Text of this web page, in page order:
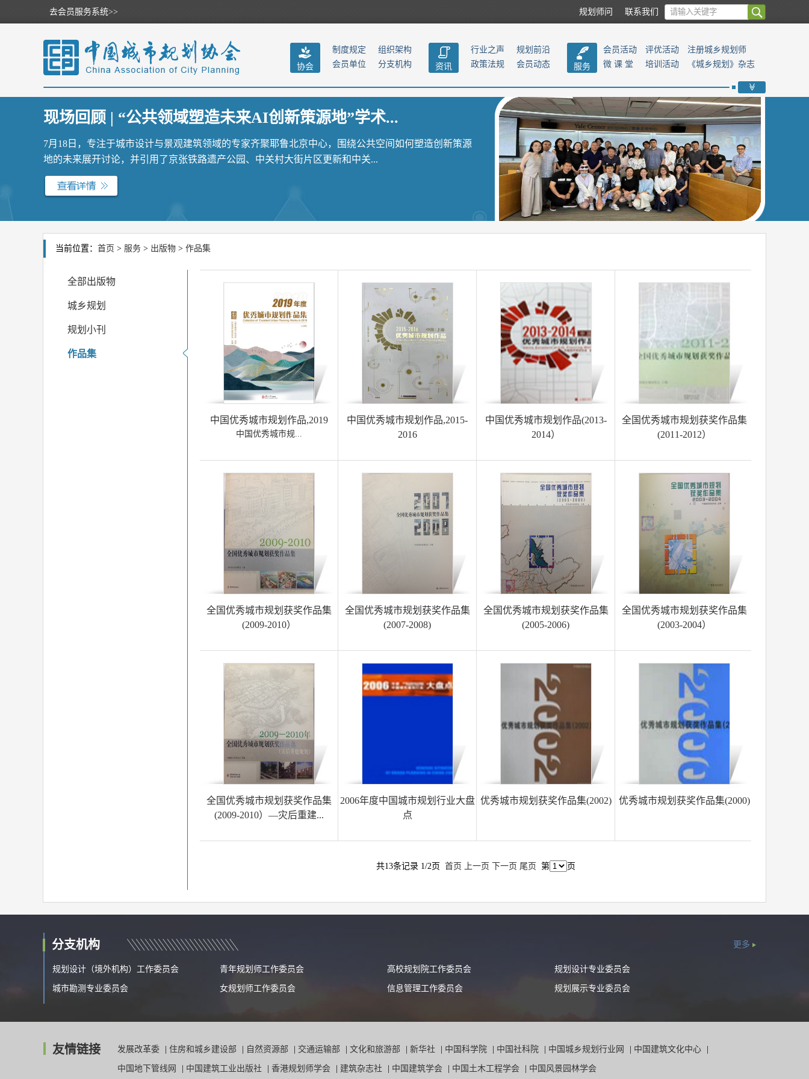
去会员服务系统>> 联系我们
规划师问
协会
制度规定
组织架构
会员单位
分支机构 资讯
行业之声
规划前沿
政策法规
会员动态 服务
会员活动 评优活动
注册城乡规划师
微 课 堂
培训活动 《城乡规划》杂志
>>
现场回顾 | “公共领域塑造未来AI创新策源地”学术...
7月18日，专注于城市设计与景观建筑领域的专家齐聚耶鲁北京中心，围绕公共空间如何塑造创新策源
地的未来展开讨论，并引用了京张铁路遗产公园、中关村大街片区更新和中关...
当前位置： 首页 > 服务 > 出版物 > 作品集
中国优秀城市规划作品,2019
中国优秀城市规...
中国优秀城市规划作品,2015-
2016
中国优秀城市规划作品(2013-
2014）
全国优秀城市规划获奖作品集
(2011-2012）
全国优秀城市规划获奖作品集
(2009-2010）
全国优秀城市规划获奖作品集
(2007-2008)
全国优秀城市规划获奖作品集
(2005-2006)
全国优秀城市规划获奖作品集
(2003-2004）
全国优秀城市规划获奖作品集
(2009-2010）—灾后重建...
2006年度中国城市规划行业大盘
点
优秀城市规划获奖作品集(2002) 优秀城市规划获奖作品集(2000)
共13条记录 1/2页 首页 上一页 下一页 尾页 第 页
全部出版物
城乡规划
规划小刊
作品集
分支机构 更多
规划设计（境外机构）工作委员会 青年规划师工作委员会 高校规划院工作委员会 规划设计专业委员会
城市勘测专业委员会 女规划师工作委员会 信息管理工作委员会 规划展示专业委员会
友情链接 发展改革委 住房和城乡建设部 自然资源部 交通运输部 文化和旅游部 新华社 中国科学院 中国社科院 中国城乡规划行业网 中国建筑文化中心
中国地下管线网 中国建筑工业出版社 香港规划师学会 建筑杂志社 中国建筑学会 中国土木工程学会 中国风景园林学会